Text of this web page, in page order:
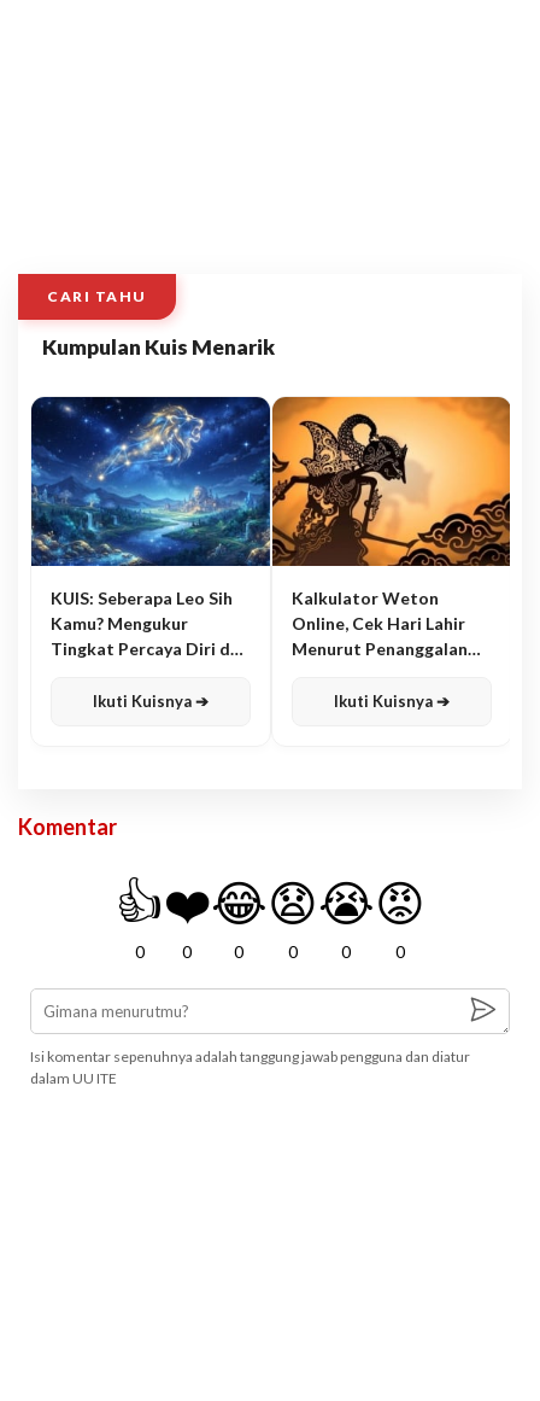
CARI TAHU
Kumpulan Kuis Menarik
KUIS: Seberapa Leo Sih
Kamu? Mengukur
Tingkat Percaya Diri dan
Ikuti Kuisnya ➔
Kalkulator Weton
Online, Cek Hari Lahir
Menurut Penanggalan
Ikuti Kuisnya ➔
Komentar
👍
0
❤️
0
😂
0
😧
0
😭
0
😡
0
Isi komentar sepenuhnya adalah tanggung jawab pengguna dan diatur
dalam UU ITE